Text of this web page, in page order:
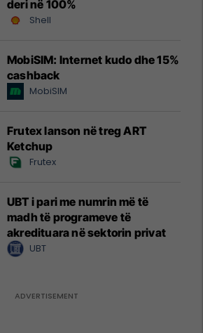
deri në 100%
Shell
MobiSIM: Internet kudo dhe 15%
cashback
MobiSIM
Frutex lanson në treg ART
Ketchup
Frutex
UBT i pari me numrin më të
madh të programeve të
akredituara në sektorin privat
UBT